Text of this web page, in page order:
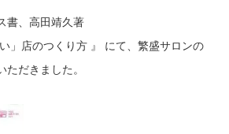
書、高田靖久著
」店のつくり方 』 にて、繁盛サロンの
だきました。